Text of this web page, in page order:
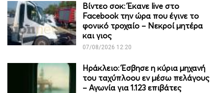
Βίντεο σοκ: Έκανε live στο
Facebook την ώρα που έγινε το
φονικό τροχαίο – Νεκροί μητέρα
και γιος
07/08/2026 12:20
Ηράκλειο: Έσβησε η κύρια μηχανή
του ταχύπλοου εν μέσω πελάγους
– Αγωνία για 1.123 επιβάτες